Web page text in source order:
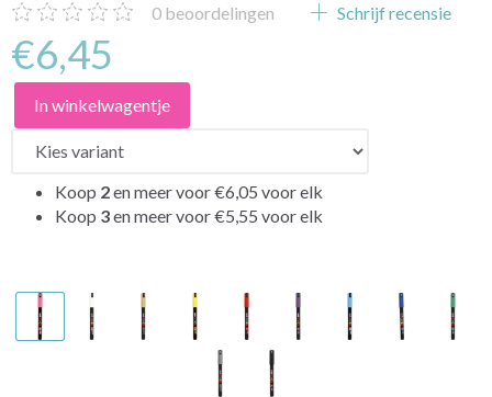
0 beoordelingen Schrijf recensie
€6,45
In winkelwagentje
Koop 2en meer voor€6,05 voor elk
Koop 3en meer voor€5,55 voor elk